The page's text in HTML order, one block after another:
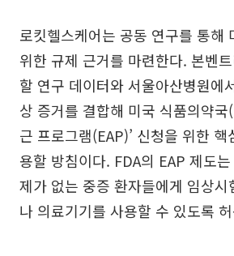
로킷헬스케어는 공동 연구를 통해
위한 규제 근거를 마련한다. 본벤
할 연구 데이터와 서울아산병원에
상 증거를 결합해 미국 식품의약국
근 프로그램(EAP)’ 신청을 위한
용할 방침이다. FDA의 EAP 제도
제가 없는 중증 환자들에게 임상시
나 의료기기를 사용할 수 있도록